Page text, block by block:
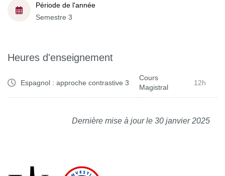
Période de l'année
Semestre 3
Heures d'enseignement
Espagnol : approche contrastive 3
Cours
Magistral
12h
Dernière mise à jour le 30 janvier 2025